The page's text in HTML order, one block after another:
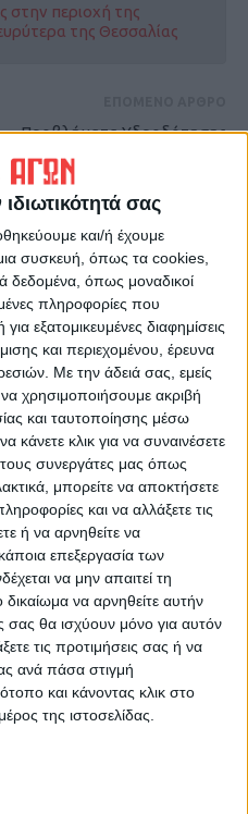
σας
και/ή έχουμε
συσκευή, όπως τα cookies,
δεδομένα, όπως μοναδικοί
πληροφορίες που
εξατομικευμένες διαφημίσεις
και περιεχομένου, έρευνα
Με την άδειά σας, εμείς
να χρησιμοποιήσουμε ακριβή
και ταυτοποίησης μέσω
κλικ για να συναινέσετε
συνεργάτες μας όπως
μπορείτε να αποκτήσετε
και να αλλάξετε τις
ή να αρνηθείτε να
επεξεργασία των
να μην απαιτεί τη
να αρνηθείτε αυτήν
σας θα ισχύουν μόνο για αυτόν
τις προτιμήσεις σας ή να
ανά πάσα στιγμή
και κάνοντας κλικ στο
της ιστοσελίδας.
στην περιοχή της
της Θεσσαλίας
Προβλήματα Υδροδότησης
στην Καρδιτσομαγούλα
ΑΓΩΝ
Εφημερίδα της Καρδίτσας